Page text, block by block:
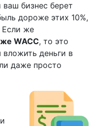
бизнес берет
дороже этих 10%,
Если же
WACC, то это
вложить деньги в
даже просто